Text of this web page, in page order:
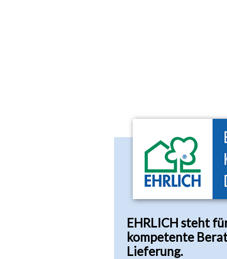
EHRLICH steht
kompetente
Lieferung.